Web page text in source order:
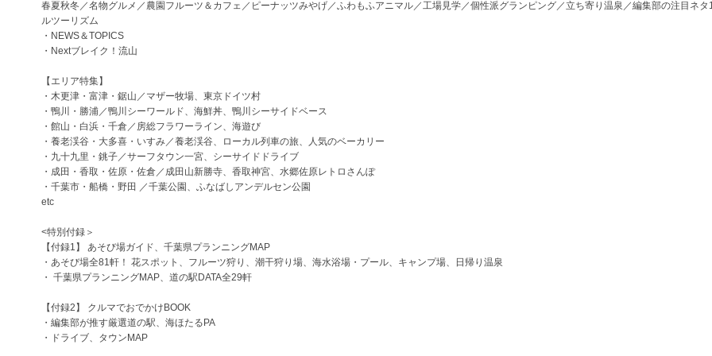
春夏秋冬／名物グルメ／農園フルーツ＆カフェ／ピーナッツみやげ／ふわもふアニマル／工場見学／個性派グランピング／立ち寄り温泉／編集部の注目ネ
ルツーリズム
・NEWS＆TOPICS
・Nextブレイク！流山
【エリア特集】
・木更津・富津・鋸山／マザー牧場、東京ドイツ村
・鴨川・勝浦／鴨川シーワールド、海鮮丼、鴨川シーサイドベース
・館山・白浜・千倉／房総フラワーライン、海遊び
・養老渓谷・大多喜・いすみ／養老渓谷、ローカル列車の旅、人気のベーカリー
・九十九里・銚子／サーフタウン一宮、シーサイドドライブ
・成田・香取・佐原・佐倉／成田山新勝寺、香取神宮、水郷佐原レトロさんぽ
・千葉市・船橋・野田 ／千葉公園、ふなばしアンデルセン公園
etc
<特別付録＞
【付録1】 あそび場ガイド、千葉県プランニングMAP
・あそび場全81軒！ 花スポット、フルーツ狩り、潮干狩り場、海水浴場・プール、キャンプ場、日帰り温泉
・ 千葉県プランニングMAP、道の駅DATA全29軒
【付録2】 クルマでおでかけBOOK
・編集部が推す厳選道の駅、海ほたるPA
・ドライブ、タウンMAP